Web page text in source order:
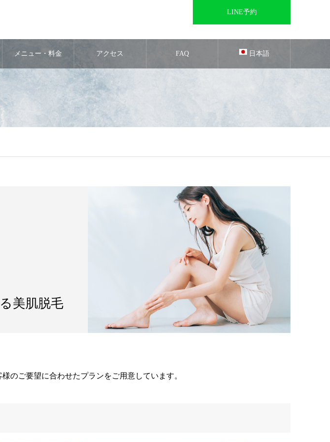
LINE予約
メニュー・料金 アクセス FAQ 日本語
美肌脱毛
のご要望に合わせたプランをご用意しています。